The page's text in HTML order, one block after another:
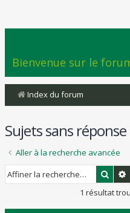
Bienvenue sur le
Index du forum
Sujets sans réponse
Aller à la recherche avancée
1 résultat